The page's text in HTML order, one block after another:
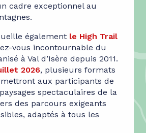
cadre exceptionnel au
également le High Trail
vous incontournable du
à Val d’Isère depuis 2011.
2026, plusieurs formats
aux participants de
spectaculaires de la
des parcours exigeants
adaptés à tous les